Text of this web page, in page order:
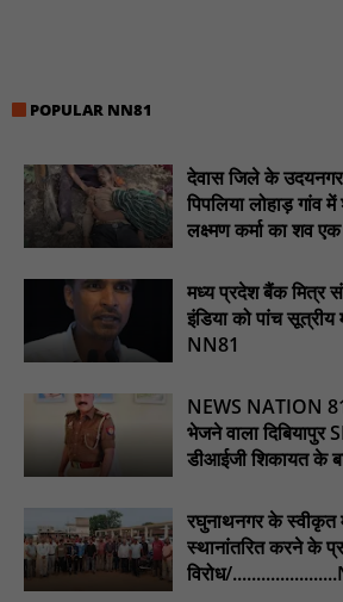
सोलर हाई मास्ट से रोशन हो रहे वनांचल के गांव,
सरस्वती साइकिल योजना के तहत 18 छात्राओं को
माँ के नाम' अभियान में हुआ वृक्षारोपण : NN81
रेजिडेंट डॉक्टरों का शांतिपूर्ण आंदोलन जारी, सभी
टिमरनी नगर व आसपास के ग्रामीण क्षेत्रों के स्कूल
तहसीलदार को सौंपा ज्ञापन, आज हड़ताल पर रहे
अभियान के बदलावों और तकनीकी प्रबंधन की दी
NN81
POPULAR NN81
देवास जिले के उदयनगर
पिपलिया लोहाड़ गांव
लक्ष्मण कर्मा का शव
मध्य प्रदेश बैंक मित्र
इंडिया को पांच सूत्रीय
NN81
NEWS NATION
भेजने वाला दिबियापुर
डीआईजी शिकायत के
रघुनाथनगर के स्वीकृत
स्थानांतरित करने के
विरोध/